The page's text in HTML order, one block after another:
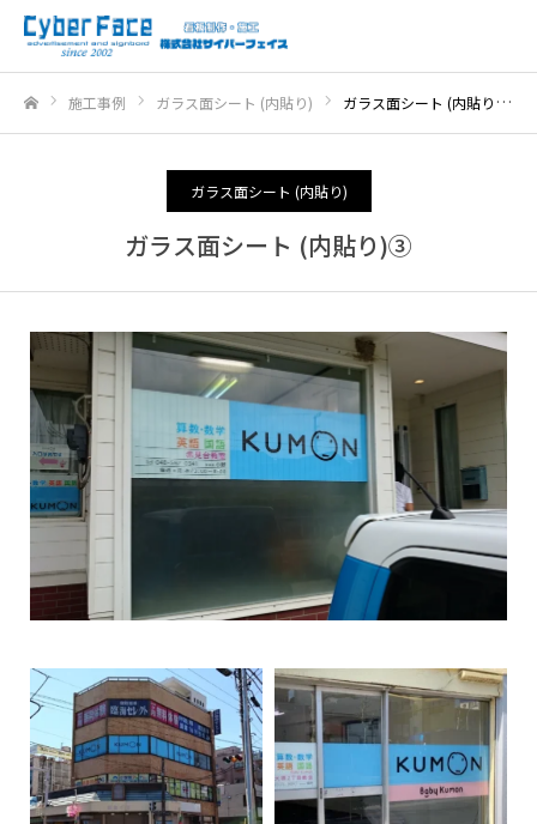
施工事例 ガラス面シート (内貼り) ガラス面シート (内貼り)③
ガラス面シート (内貼り)
ガラス面シート (内貼り)③